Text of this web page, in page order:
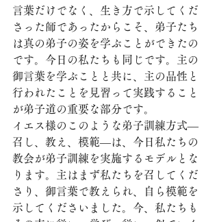
言葉だけでなく、生き方で示してくだ
さった師であったからこそ、弟子たち
は真の弟子の姿を学ぶことができたの
です。今日の私たちも同じです。主の
御言葉を学ぶことと共に、主の品性と
行われたことを見習って実践すること
が弟子道の重要な部分です。
イエス様のこのような弟子訓練方式―
召し、教え、模範―は、今日私たちの
教会が弟子訓練を実施するモデルとな
ります。主はまず私たちを召してくだ
さり、御言葉で教えられ、自ら模範を
示してくださいました。今、私たちも